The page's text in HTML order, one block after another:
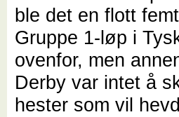
ble det en flott
Gruppe 1-løp i
ovenfor, men
Derby var intet å
hester som vil